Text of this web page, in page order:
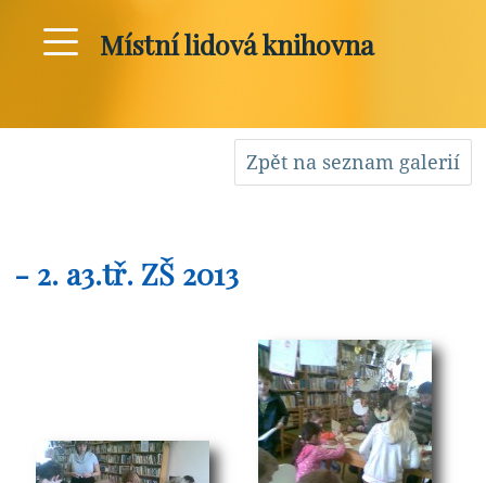
Místní lidová knihovna
Zpět na seznam galerií
- 2. a3.tř. ZŠ 2013